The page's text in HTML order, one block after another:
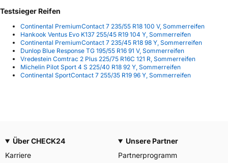
Testsieger Reifen
Continental PremiumContact 7 235/55 R18 100 V, Sommerreifen
Hankook Ventus Evo K137 255/45 R19 104 Y, Sommerreifen
Continental PremiumContact 7 235/45 R18 98 Y, Sommerreifen
Dunlop Blue Response TG 195/55 R16 91 V, Sommerreifen
Vredestein Comtrac 2 Plus 225/75 R16C 121 R, Sommerreifen
Michelin Pilot Sport 4 S 225/40 R18 92 Y, Sommerreifen
Continental SportContact 7 255/35 R19 96 Y, Sommerreifen
Über CHECK24
Karriere
Unsere Partner
Partnerprogramm